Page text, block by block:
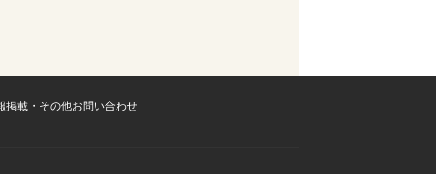
掲載・その他お問い合わせ